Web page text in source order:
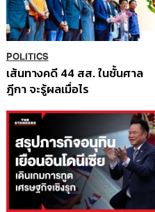
POLITICS
เส้นทางคดี 44 สส. ในชั้นศาล
ฎีกา จะรู้ผลเมื่อไร